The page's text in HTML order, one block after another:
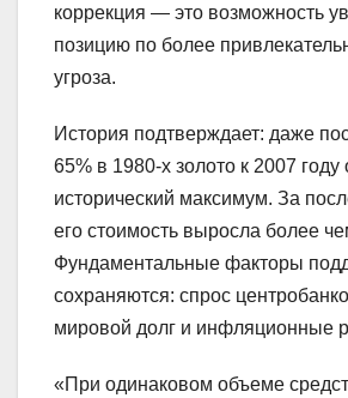
коррекция — это возможность
позицию по более
угроза.
История подтверждает: даже
65% в 1980-х золото к 2007
исторический максимум. За
его стоимость выросла более
Фундаментальные факторы
сохраняются: спрос
мировой долг и инфляционные
«При одинаковом объеме